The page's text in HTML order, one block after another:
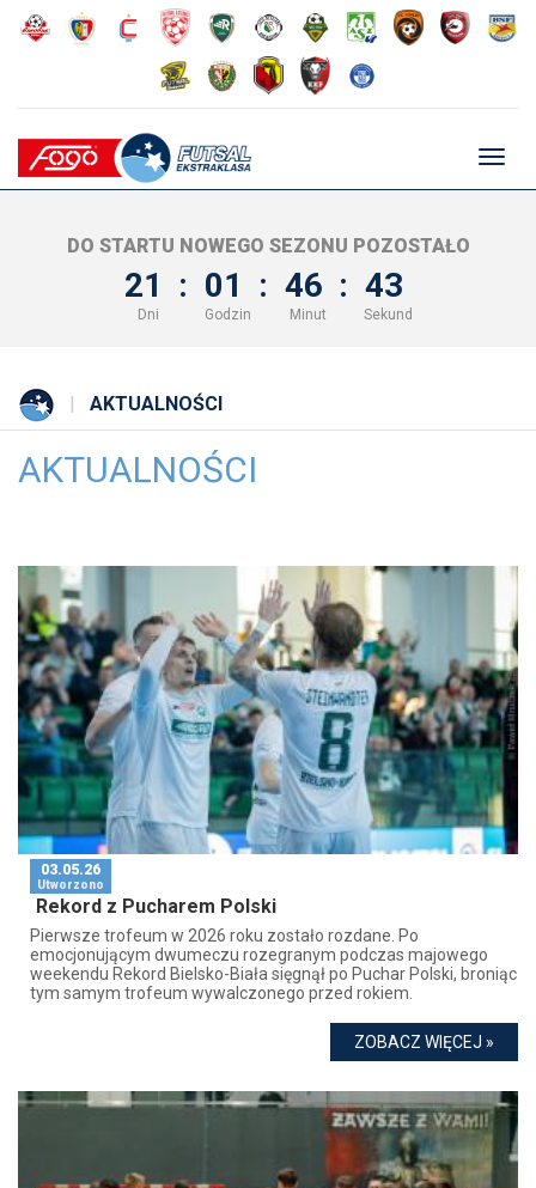
DO STARTU NOWEGO SEZONU POZOSTAŁO
21 : 01 : 46 : 42
Dni Godzin Minut Sekund
AKTUALNOŚCI
AKTUALNOŚCI
03.05.26
Utworzono
Rekord z Pucharem Polski
Pierwsze trofeum w 2026 roku zostało rozdane. Po
emocjonującym dwumeczu rozegranym podczas majowego
weekendu Rekord Bielsko-Biała sięgnął po Puchar Polski, broniąc
tym samym trofeum wywalczonego przed rokiem.
ZOBACZ WIĘCEJ »